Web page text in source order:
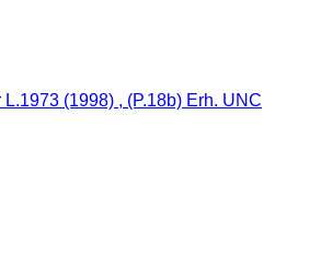
(1998) , (P.18b) Erh. UNC